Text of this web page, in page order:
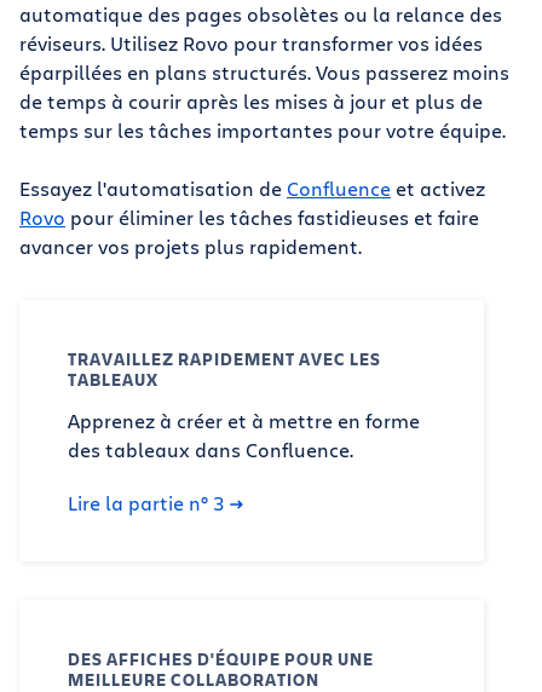
automatique des pages obsolètes ou la relance des
réviseurs. Utilisez Rovo pour transformer vos idées
éparpillées en plans structurés. Vous passerez moins
de temps à courir après les mises à jour et plus de
temps sur les tâches importantes pour votre équipe.
Essayez l'automatisation de Confluence et activez
Rovo pour éliminer les tâches fastidieuses et faire
avancer vos projets plus rapidement.
TRAVAILLEZ RAPIDEMENT AVEC LES
TABLEAUX
Apprenez à créer et à mettre en forme
des tableaux dans Confluence.
Lire la partie n° 3
DES AFFICHES D'ÉQUIPE POUR UNE
MEILLEURE COLLABORATION